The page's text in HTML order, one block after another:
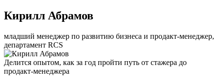
Кирилл Абрамов
младший менеджер по развитию бизнеса и продакт-менеджер,
департамент RCS
Делится опытом, как за год пройти путь от стажера до
продакт-менеджера